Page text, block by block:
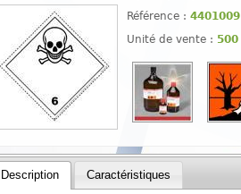
Référence : 4401009
Unité de vente : 500
Description Caractéristiques